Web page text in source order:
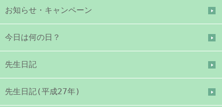
お知らせ・キャンペーン
今日は何の日？
先生日記
先生日記(平成27年)